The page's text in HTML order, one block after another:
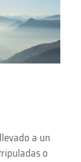
a un
o